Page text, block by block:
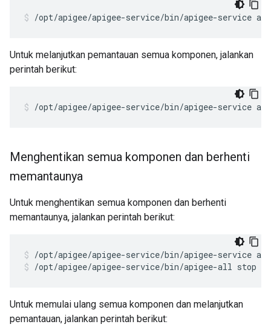
/opt/apigee/apigee-service/bin/apigee-service
Untuk melanjutkan pemantauan semua komponen, jalankan
perintah berikut:
/opt/apigee/apigee-service/bin/apigee-service
Menghentikan semua komponen dan berhenti
memantaunya
Untuk menghentikan semua komponen dan berhenti
memantaunya, jalankan perintah berikut:
/opt/apigee/apigee-service/bin/apigee-all stop
Untuk memulai ulang semua komponen dan melanjutkan
pemantauan, jalankan perintah berikut: